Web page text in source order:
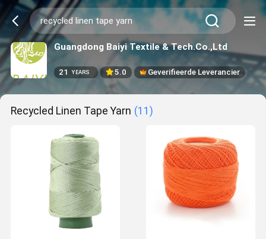
Guangdong Baiyi Textile & Tech.Co.,Ltd
21 YEARS 5.0 Geverifieerde Leverancier
Recycled Linen Tape Yarn (11)